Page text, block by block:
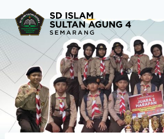
content